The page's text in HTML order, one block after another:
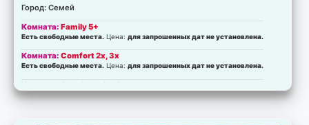
Город: Семей
Комната:Family 5+
Есть свободные места. Цена:для запрошенных дат не установлена.
Комната:Comfort 2x, 3x
Есть свободные места. Цена:для запрошенных дат не установлена.
Комната: Standart+ 3x,4x